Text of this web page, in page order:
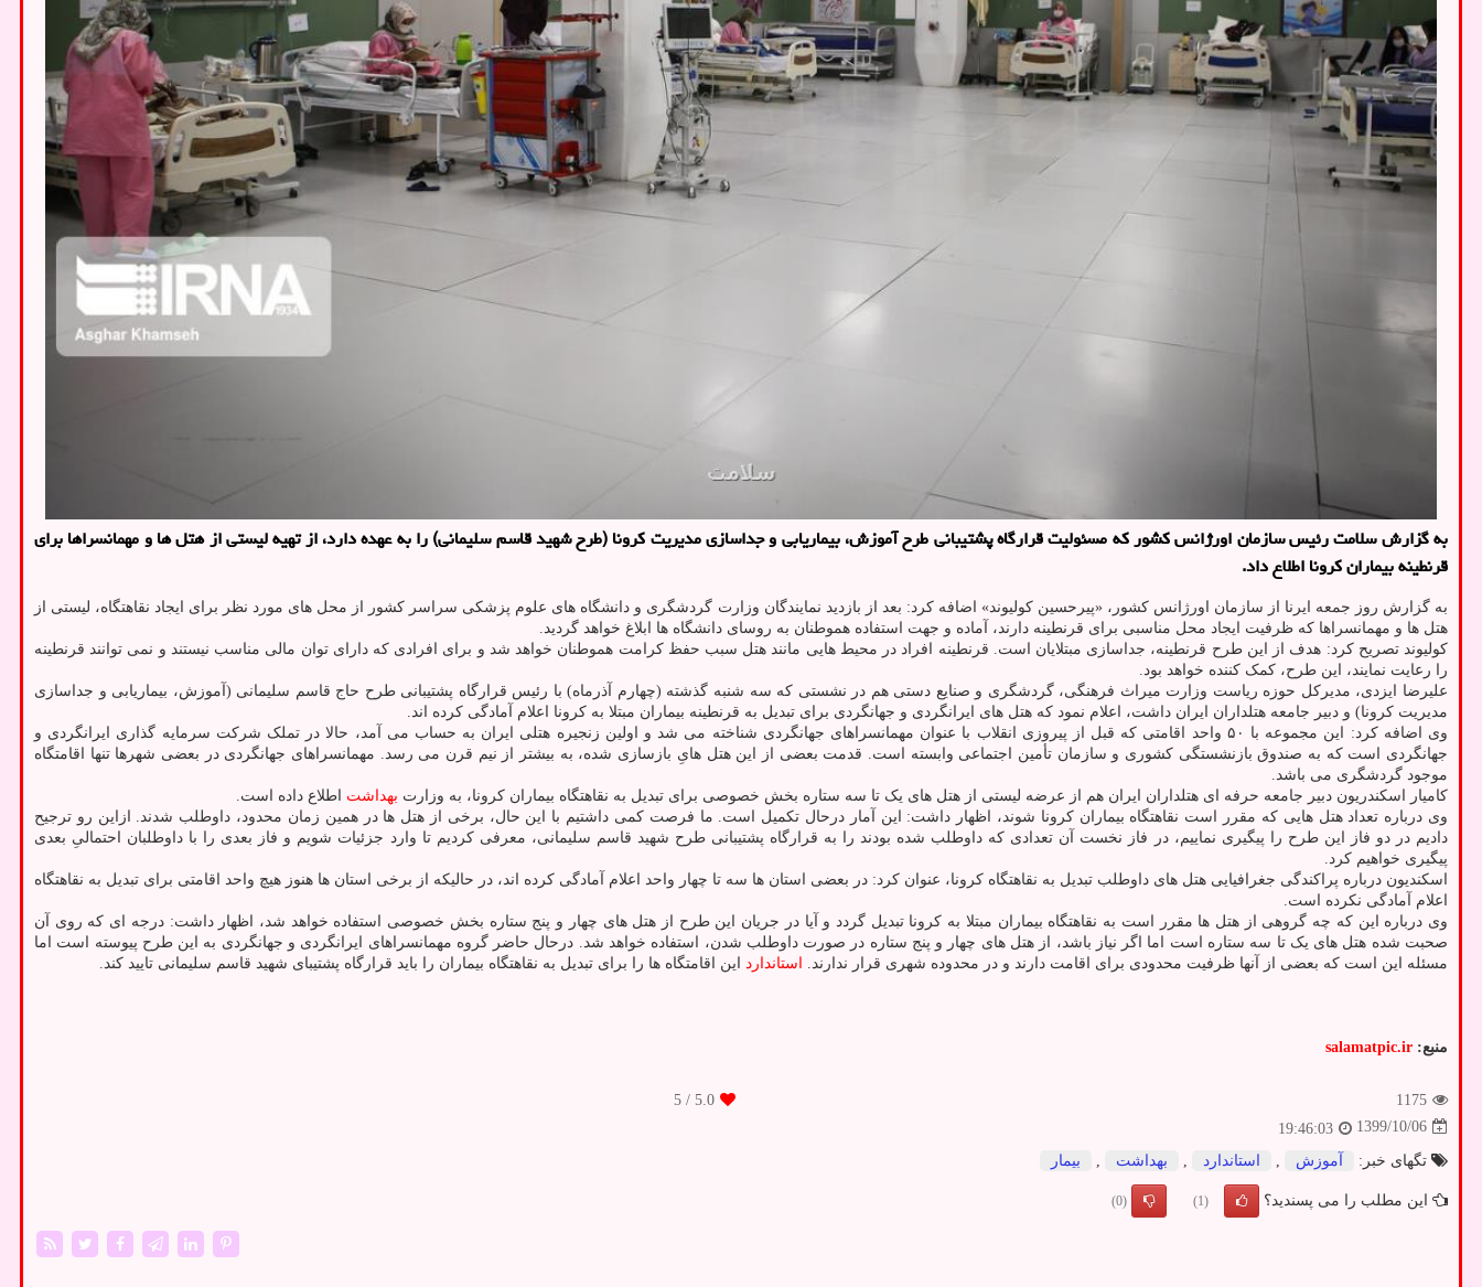
به گزارش سلامت رئیس سازمان اورژانس کشور که مسئولیت قرارگاه پشتیبانی طرح آموزش، بیماریابی و جداسازی مدیریت کرونا (طرح شهید قاسم سلیمانی) را به عهده دارد، از تهیه لیستی از هتل ها و مهمانسراها برای
قرنطینه بیماران کرونا اطلاع داد.
به گزارش روز جمعه ایرنا از سازمان اورژانس کشور، «پیرحسین کولیوند» اضافه کرد: بعد از بازدید نمایندگان وزارت گردشگری و دانشگاه های علوم پزشکی سراسر کشور از محل های مورد نظر برای ایجاد نقاهتگاه، لیستی از
هتل ها و مهمانسراها که ظرفیت ایجاد محل مناسبی برای قرنطینه دارند، آماده و جهت استفاده هموطنان به روسای دانشگاه ها ابلاغ خواهد گردید.
کولیوند تصریح کرد: هدف از این طرح قرنطینه، جداسازی مبتلایان است. قرنطینه افراد در محیط هایی مانند هتل سبب حفظ کرامت هموطنان خواهد شد و برای افرادی که دارای توان مالی مناسب نیستند و نمی توانند قرنطینه
را رعایت نمایند، این طرح، کمک کننده خواهد بود.
علیرضا ایزدی، مدیرکل حوزه ریاست وزارت میراث فرهنگی، گردشگری و صنایع دستی هم در نشستی که سه شنبه گذشته (چهارم آذرماه) با رئیس قرارگاه پشتیبانی طرح حاج قاسم سلیمانی (آموزش، بیماریابی و جداسازی
مدیریت کرونا) و دبیر جامعه هتلداران ایران داشت، اعلام نمود که هتل های ایرانگردی و جهانگردی برای تبدیل به قرنطینه بیماران مبتلا به کرونا اعلام آمادگی کرده اند.
وی اضافه کرد: این مجموعه با ۵۰ واحد اقامتی که قبل از پیروزی انقلاب با عنوان مهمانسراهای جهانگردی شناخته می شد و اولین زنجیره هتلی ایران به حساب می آمد، حالا در تملک شرکت سرمایه گذاری ایرانگردی و
جهانگردی است که به صندوق بازنشستگی کشوری و سازمان تأمین اجتماعی وابسته است. قدمت بعضی از این هتل هایِ بازسازی شده، به بیشتر از نیم قرن می رسد. مهمانسراهای جهانگردی در بعضی شهرها تنها اقامتگاه
موجود گردشگری می باشد.
کامیار اسکندریون دبیر جامعه حرفه ای هتلداران ایران هم از عرضه لیستی از هتل های یک تا سه ستاره بخش خصوصی برای تبدیل به نقاهتگاه بیماران کرونا، به وزارت بهداشت اطلاع داده است.
وی درباره تعداد هتل هایی که مقرر است نقاهتگاه بیماران کرونا شوند، اظهار داشت: این آمار درحال تکمیل است. ما فرصت کمی داشتیم با این حال، برخی از هتل ها در همین زمان محدود، داوطلب شدند. ازاین رو ترجیح
دادیم در دو فاز این طرح را پیگیری نماییم، در فاز نخست آن تعدادی که داوطلب شده بودند را به قرارگاه پشتیبانی طرح شهید قاسم سلیمانی، معرفی کردیم تا وارد جزئیات شویم و فاز بعدی را با داوطلبان احتمالیِ بعدی
پیگیری خواهیم کرد.
اسکندیون درباره پراکندگی جغرافیایی هتل های داوطلب تبدیل به نقاهتگاه کرونا، عنوان کرد: در بعضی استان ها سه تا چهار واحد اعلام آمادگی کرده اند، در حالیکه از برخی استان ها هنوز هیچ واحد اقامتی برای تبدیل به نقاهتگاه
اعلام آمادگی نکرده است.
وی درباره این که چه گروهی از هتل ها مقرر است به نقاهتگاه بیماران مبتلا به کرونا تبدیل گردد و آیا در جریان این طرح از هتل های چهار و پنج ستاره بخش خصوصی استفاده خواهد شد، اظهار داشت: درجه ای که روی آن
صحبت شده هتل های یک تا سه ستاره است اما اگر نیاز باشد، از هتل های چهار و پنج ستاره در صورت داوطلب شدن، استفاده خواهد شد. درحال حاضر گروه مهمانسراهای ایرانگردی و جهانگردی به این طرح پیوسته است اما
مسئله این است که بعضی از آنها ظرفیت محدودی برای اقامت دارند و در محدوده شهری قرار ندارند.
استاندارد این اقامتگاه ها را برای تبدیل به نقاهتگاه بیماران را باید قرارگاه پشتیبای شهید قاسم سلیمانی تایید کند.
منبع: salamatpic.ir
1175
5.0
/ 5
1399/10/06
19:46:03
تگهای خبر:
آموزش استاندارد بهداشت بیمار
این مطلب را می پسندید؟ (1)
(0)